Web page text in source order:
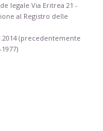
legale Via Eritrea 21 -
al Registro delle
(precedentemente